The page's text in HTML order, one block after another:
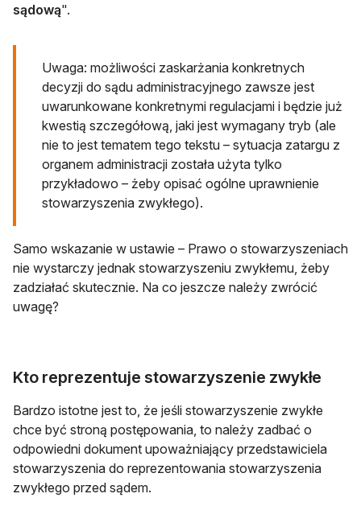
sądową".
Uwaga: możliwości zaskarżania konkretnych
decyzji do sądu administracyjnego zawsze jest
uwarunkowane konkretnymi regulacjami i będzie już
kwestią szczegółową, jaki jest wymagany tryb (ale
nie to jest tematem tego tekstu – sytuacja zatargu z
organem administracji została użyta tylko
przykładowo – żeby opisać ogólne uprawnienie
stowarzyszenia zwykłego).
Samo wskazanie w ustawie – Prawo o stowarzyszeniach
nie wystarczy jednak stowarzyszeniu zwykłemu, żeby
zadziałać skutecznie. Na co jeszcze należy zwrócić
uwagę?
Kto reprezentuje stowarzyszenie zwykłe
Bardzo istotne jest to, że jeśli stowarzyszenie zwykłe
chce być stroną postępowania, to należy zadbać o
odpowiedni dokument upoważniający przedstawiciela
stowarzyszenia do reprezentowania stowarzyszenia
zwykłego przed sądem.